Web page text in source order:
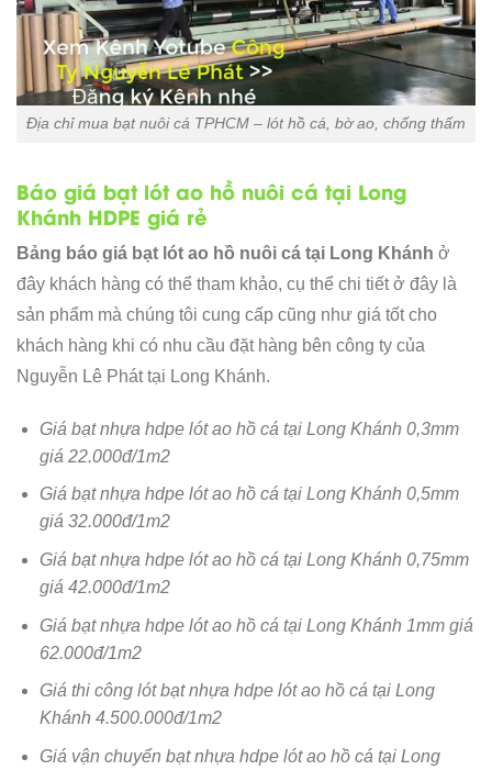
Địa chỉ mua bạt nuôi cá TPHCM – lót hồ cá, bờ ao, chống thấm
Báo giá bạt lót ao hồ nuôi cá tại Long
Khánh HDPE giá rẻ
Bảng báo giá bạt lót ao hồ nuôi cá tại Long Khánh ở
đây khách hàng có thể tham khảo, cụ thể chi tiết ở đây là
sản phẩm mà chúng tôi cung cấp cũng như giá tốt cho
khách hàng khi có nhu cầu đặt hàng bên công ty của
Nguyễn Lê Phát tại Long Khánh.
Giá bạt nhựa hdpe lót ao hồ cá tại Long Khánh 0,3mm
giá 22.000đ/1m2
Giá bạt nhựa hdpe lót ao hồ cá tại Long Khánh 0,5mm
giá 32.000đ/1m2
Giá bạt nhựa hdpe lót ao hồ cá tại Long Khánh 0,75mm
giá 42.000đ/1m2
Giá bạt nhựa hdpe lót ao hồ cá tại Long Khánh 1mm giá
62.000đ/1m2
Giá thi công lót bạt nhựa hdpe lót ao hồ cá tại Long
Khánh 4.500.000đ/1m2
Giá vận chuyển bạt nhựa hdpe lót ao hồ cá tại Long